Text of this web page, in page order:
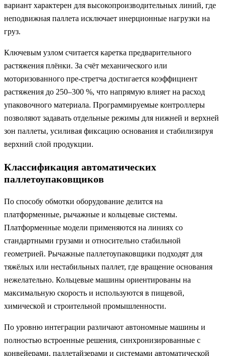
вариант характерен для высокопроизводительных линий, где
неподвижная паллета исключает инерционные нагрузки на
груз.
Ключевым узлом считается каретка предварительного
растяжения плёнки. За счёт механического или
моторизованного пре-стретча достигается коэффициент
растяжения до 250–300 %, что напрямую влияет на расход
упаковочного материала. Программируемые контроллеры
позволяют задавать отдельные режимы для нижней и верхней
зон паллеты, усиливая фиксацию основания и стабилизируя
верхний слой продукции.
Классификация автоматических
паллетоупаковщиков
По способу обмотки оборудование делится на
платформенные, рычажные и кольцевые системы.
Платформенные модели применяются на линиях со
стандартными грузами и относительно стабильной
геометрией. Рычажные паллетоупаковщики подходят для
тяжёлых или нестабильных паллет, где вращение основания
нежелательно. Кольцевые машины ориентированы на
максимальную скорость и используются в пищевой,
химической и строительной промышленности.
По уровню интеграции различают автономные машины и
полностью встроенные решения, синхронизированные с
конвейерами, паллетайзерами и системами автоматической